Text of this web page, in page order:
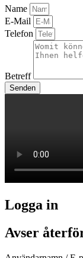
Name
E-Mail
Telefon
Betreff
Senden
Logga in
Avser